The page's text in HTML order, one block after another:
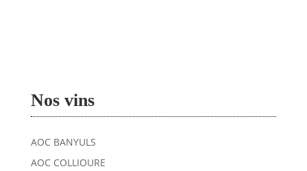
Nos vins
AOC BANYULS
AOC COLLIOURE